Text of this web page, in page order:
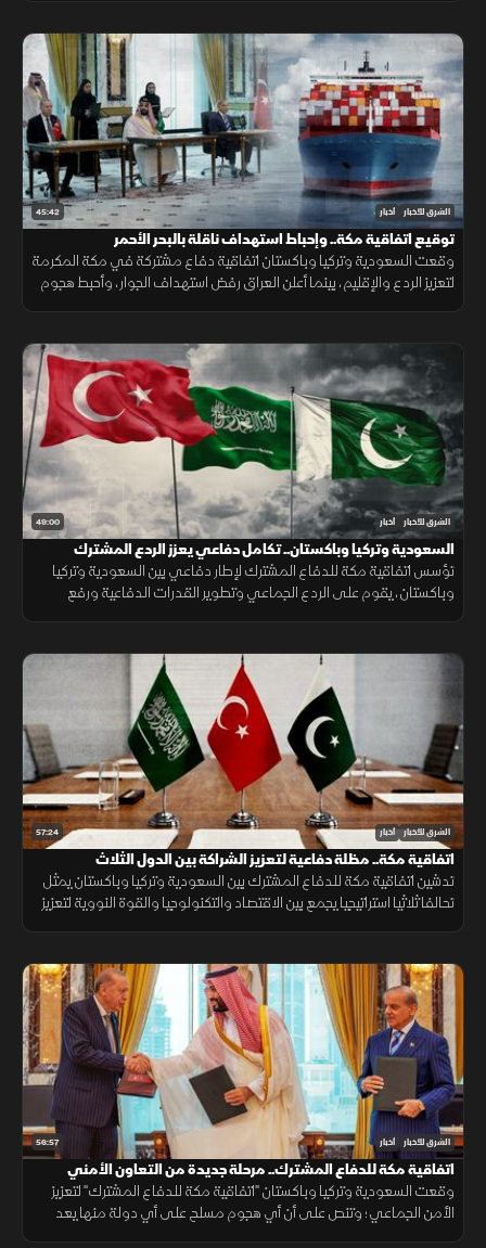
45:42 الشرق للأخبار أخبار
توقيع اتفاقية مكة.. وإحباط استهداف ناقلة بالبحر الأحمر
وقعت السعودية وتركيا وباكستان اتفاقية دفاع مشتركة في مكة المكرمة
لتعزيز الردع والإقليم، بينما أعلن العراق رفض استهداف الجوار، وأحبط هجوم
49:00 الشرق للأخبار أخبار
السعودية وتركيا وباكستان.. تكامل دفاعي يعزز الردع المشترك
تؤسس اتفاقية مكة للدفاع المشترك لإطار دفاعي بين السعودية وتركيا
وباكستان، يقوم على الردع الجماعي وتطوير القدرات الدفاعية ورفع
57:24 الشرق للأخبار أخبار
اتفاقية مكة.. مظلة دفاعية لتعزيز الشراكة بين الدول الثلاث
تدشين اتفاقية مكة للدفاع المشترك بين السعودية وتركيا وباكستان يمثل
تحالفا ثلاثيا استراتيجيا يجمع بين الاقتصاد والتكنولوجيا والقوة النووية لتعزيز
56:57 الشرق للأخبار أخبار
اتفاقية مكة للدفاع المشترك.. مرحلة جديدة من التعاون الأمني
وقعت السعودية وتركيا وباكستان "اتفاقية مكة للدفاع المشترك" لتعزيز
الأمن الجماعي؛ وتنص على أن أي هجوم مسلح على أي دولة منها يعد